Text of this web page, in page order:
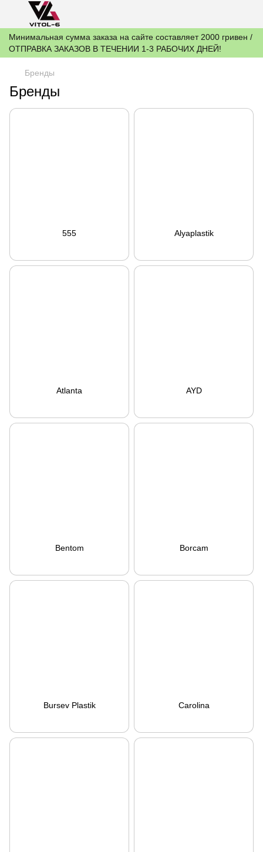
Минимальная сумма заказа на сайте составляет 2000 гривен /
ОТПРАВКА ЗАКАЗОВ В ТЕЧЕНИИ 1-3 РАБОЧИХ ДНЕЙ!
Бренды
Бренды
555 Alyaplastik
Atlanta AYD
Bentom Borcam
Bursev Plastik Carolina